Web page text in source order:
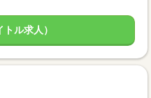
ル求人）